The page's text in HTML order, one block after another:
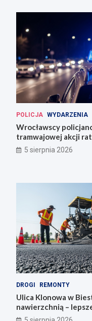
POLICJA WYDARZENIA
Wrocławscy
tramwajowej akcji
5 sierpnia 2026
DROGI REMONTY
Ulica Klonowa w
nawierzchnią –
mieszkańców!